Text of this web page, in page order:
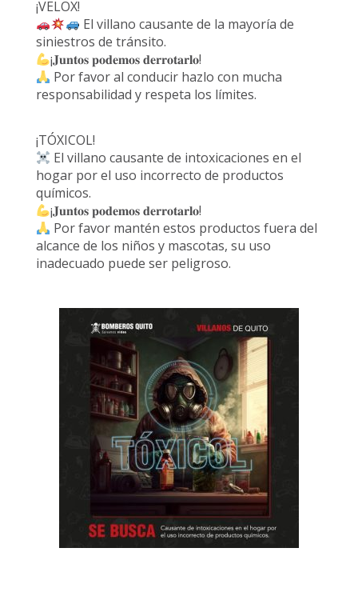
¡VELOX!
El villano causante de la mayoría de
siniestros de tránsito.
¡𝐉𝐮𝐧𝐭𝐨𝐬 𝐩𝐨𝐝𝐞𝐦𝐨𝐬 𝐝𝐞𝐫𝐫𝐨𝐭𝐚𝐫𝐥𝐨!
Por favor al conducir hazlo con mucha
responsabilidad y respeta los límites.
¡TÓXICOL!
El villano causante de intoxicaciones en el
hogar por el uso incorrecto de productos
químicos.
¡𝐉𝐮𝐧𝐭𝐨𝐬 𝐩𝐨𝐝𝐞𝐦𝐨𝐬 𝐝𝐞𝐫𝐫𝐨𝐭𝐚𝐫𝐥𝐨!
Por favor mantén estos productos fuera del
alcance de los niños y mascotas, su uso
inadecuado puede ser peligroso.